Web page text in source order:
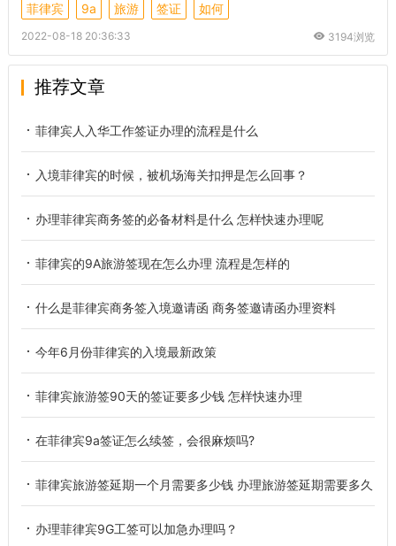
菲律宾 9a 旅游 签证 如何
2022-08-18 20:36:33 3194浏览
推荐文章
菲律宾人入华工作签证办理的流程是什么
入境菲律宾的时候，被机场海关扣押是怎么回事？
办理菲律宾商务签的必备材料是什么 怎样快速办理呢
菲律宾的9A旅游签现在怎么办理 流程是怎样的
什么是菲律宾商务签入境邀请函 商务签邀请函办理资料
今年6月份菲律宾的入境最新政策
菲律宾旅游签90天的签证要多少钱 怎样快速办理
在菲律宾9a签证怎么续签，会很麻烦吗?
菲律宾旅游签延期一个月需要多少钱 办理旅游签延期需要多久
办理菲律宾9G工签可以加急办理吗？